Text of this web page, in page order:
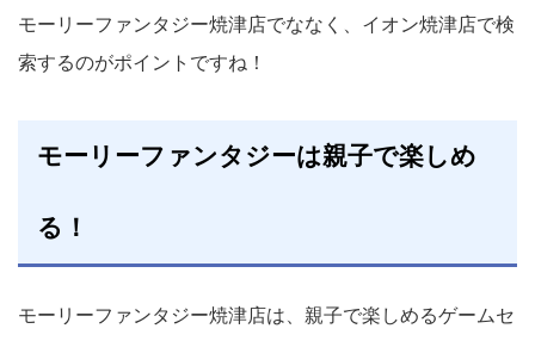
モーリーファンタジー焼津店でななく、イオン焼津店で検
索するのがポイントですね！
モーリーファンタジーは親子で楽しめ
る！
モーリーファンタジー焼津店は、親子で楽しめるゲームセ